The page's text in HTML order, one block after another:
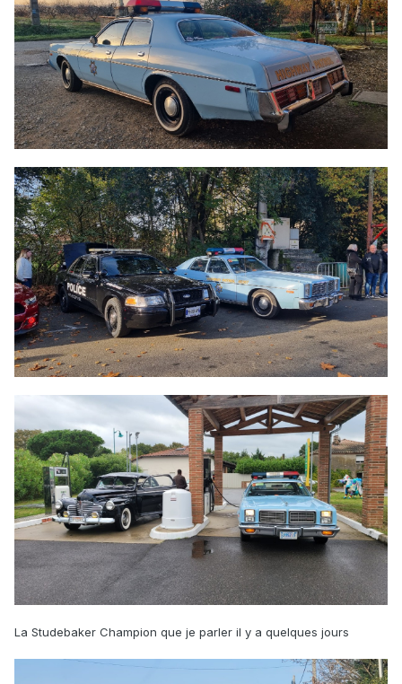
La Studebaker Champion que je parler il y a quelques jours